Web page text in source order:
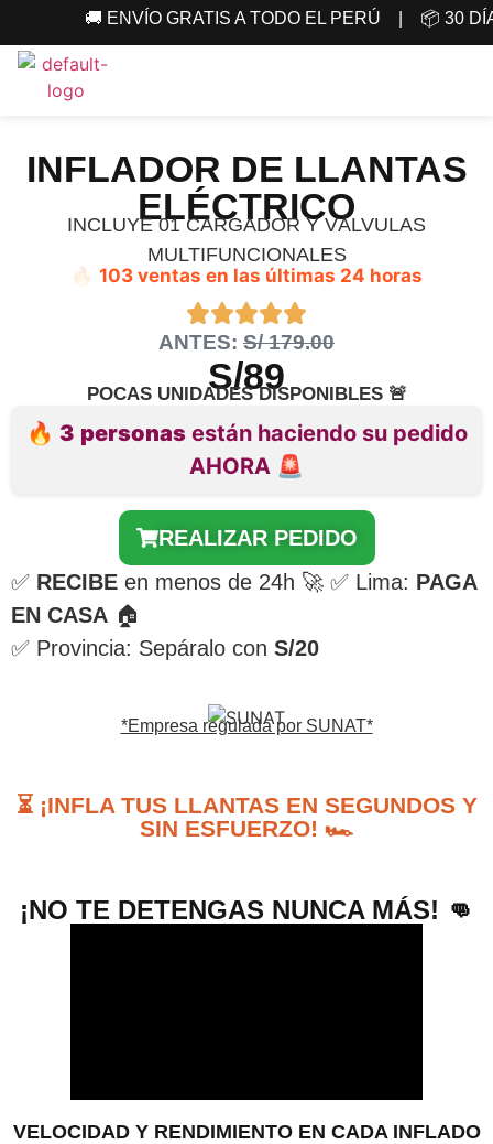
🚚 ENVÍO GRATIS A TODO EL PERÚ | 📦 30
INFLADOR DE LLANTAS
ELÉCTRICO
INCLUYE 01 CARGADOR Y VÁLVULAS
MULTIFUNCIONALES
🔥 103 ventas en las últimas 24 horas
ANTES: S/ 179.00
S/89
POCAS UNIDADES DISPONIBLES 🚨
🔥 3 personasestán haciendo su pedido
AHORA 🚨
REALIZAR PEDIDO
✅ RECIBE en menos de 24h 🚀 ✅ Lima: PAGA
EN CASA 🏠
✅ Provincia: Sepáralo con S/20
*Empresa regulada por SUNAT*
⏳ ¡INFLA TUS LLANTAS EN SEGUNDOS Y
SIN ESFUERZO! 🏎️
¡NO TE DETENGAS NUNCA MÁS! 👊
VELOCIDAD Y RENDIMIENTO EN CADA INFLADO